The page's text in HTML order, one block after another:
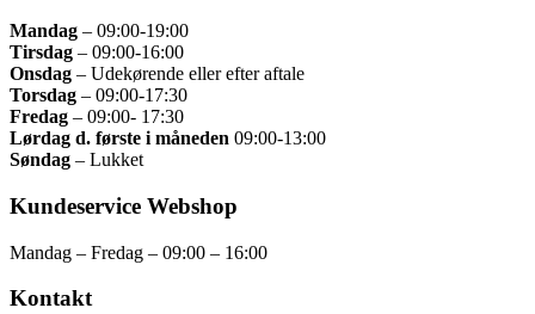
Mandag – 09:00-19:00
Tirsdag – 09:00-16:00
Onsdag – Udekørende eller efter aftale
Torsdag – 09:00-17:30
Fredag – 09:00- 17:30
Lørdag d. første i måneden 09:00-13:00
Søndag – Lukket
Kundeservice Webshop
Mandag – Fredag – 09:00 – 16:00
Kontakt